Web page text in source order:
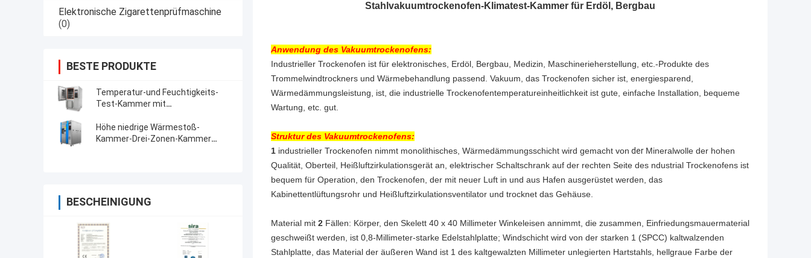
Elektronische Zigarettenprüfmaschine
(0)
BESTE PRODUKTE
Temperatur-und Feuchtigkeits-
Test-Kammer mit
Höhe niedrige Wärmestoß-
Kammer-Drei-Zonen-Kammer
BESCHEINIGUNG
Stahlvakuumtrockenofen-Klimatest-Kammer für Erdöl, Bergbau
Anwendung des Vakuumtrockenofens:
Industrieller Trockenofen ist für elektronisches, Erdöl, Bergbau, Medizin, Maschinerieherstellung, etc.-Produkte des
Trommelwindtrockners und Wärmebehandlung passend. Vakuum, das Trockenofen sicher ist, energiesparend,
Wärmedämmungsleistung, ist, die industrielle Trockenofentemperatureinheitlichkeit ist gute, einfache Installation, bequeme
Wartung, etc. gut.
Struktur des Vakuumtrockenofens:
1 industrieller Trockenofen nimmt monolithisches, Wärmedämmungsschicht wird gemacht von der Mineralwolle der hohen
Qualität, Oberteil, Heißluftzirkulationsgerät an, elektrischer Schaltschrank auf der rechten Seite des ndustrial Trockenofens ist
bequem für Operation, den Trockenofen, der mit neuer Luft in und aus Hafen ausgerüstet werden, das
Kabinettentlüftungsrohr und Heißluftzirkulationsventilator und trocknet das Gehäuse.
Material mit 2 Fällen: Körper, den Skelett 40 x 40 Millimeter Winkeleisen annimmt, die zusammen, Einfriedungsmauermaterial
geschweißt werden, ist 0,8-Millimeter-starke Edelstahlplatte; Windschicht wird von der starken 1 (SPCC) kaltwalzenden
Stahlplatte, das Material der äußeren Wand ist 1 des kaltgewalzten Millimeter unlegierten Hartstahls, hellgraue Farbe der